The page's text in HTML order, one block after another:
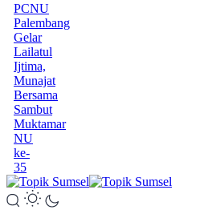
PCNU
Palembang
Gelar
Lailatul
Ijtima,
Munajat
Bersama
Sambut
Muktamar
NU
ke-
35